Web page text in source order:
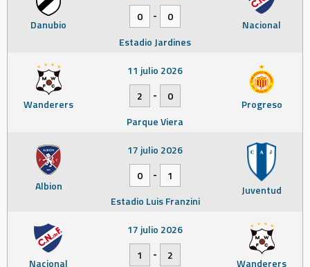
Danubio Nacional
0
-
0
Estadio Jardines
Wanderers Progreso
11 julio 2026
2
-
0
Parque Viera
Albion Juventud
17 julio 2026
0
-
1
Estadio Luis Franzini
Nacional Wanderers
17 julio 2026
1
- 2